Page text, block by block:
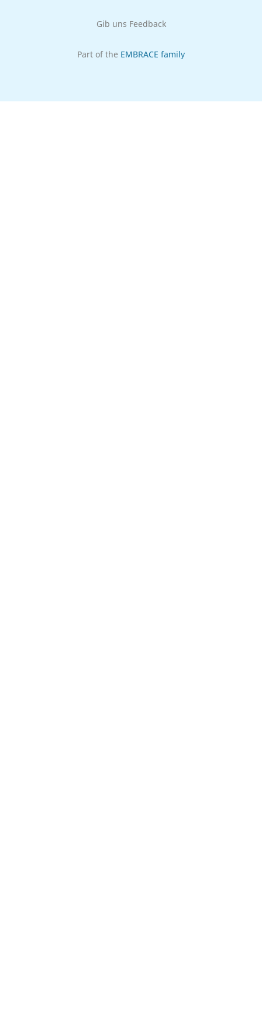
Gib uns Feedback
Part of the EMBRACE family